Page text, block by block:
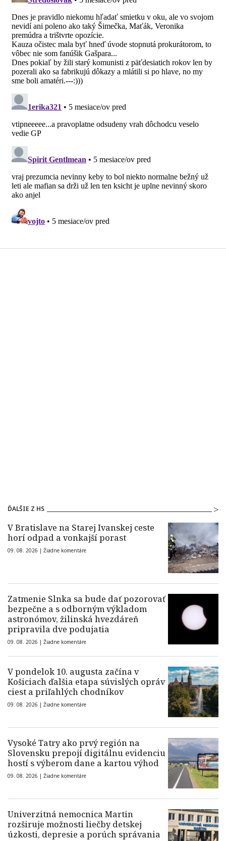
ĎALŠIE Z HS
V Bratislave na Starej Ivanskej ceste
horí odpad a vonkajší porast
09. 08. 2026 | Žiadne komentáre
Zatmenie Slnka sa bude dať pozorovať
bezpečne a s odborným výkladom
astronómov, žilinská hvezdáreň
pripravila dve podujatia
09. 08. 2026 | Žiadne komentáre
V pondelok 10. augusta začína v
Košiciach ďalšia etapa súvislých opráv
ciest a priľahlých chodníkov
09. 08. 2026 | Žiadne komentáre
Vysoké Tatry ako prvý región na
Slovensku prepojí digitálnu evidenciu
hostí s výberom dane a kartou výhod
09. 08. 2026 | Žiadne komentáre
Univerzitná nemocnica Martin
rozširuje možnosti liečby detskej
úzkosti, depresie a porúch správania